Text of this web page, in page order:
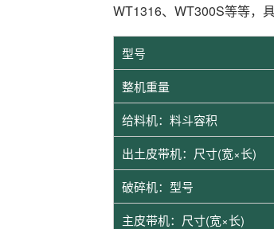
WT1316、WT300S等等，
型号
整机重量
给料机：料斗容积
出土皮带机：尺寸(宽×长)
破碎机：型号
主皮带机：尺寸(宽×长)